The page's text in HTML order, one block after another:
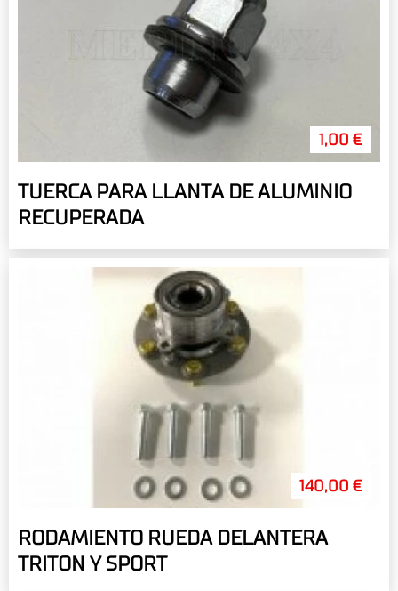
1,00 €
TUERCA PARA LLANTA DE ALUMINIO
RECUPERADA
140,00 €
RODAMIENTO RUEDA DELANTERA
TRITON Y SPORT